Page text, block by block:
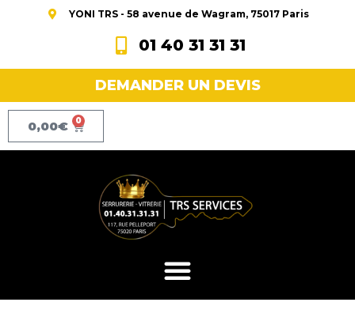
YONI TRS - 58 avenue de Wagram, 75017 Paris
01 40 31 31 31
DEMANDER UN DEVIS
0,00€ 0